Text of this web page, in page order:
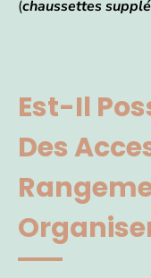
(chaussettes
Est-Il
Des